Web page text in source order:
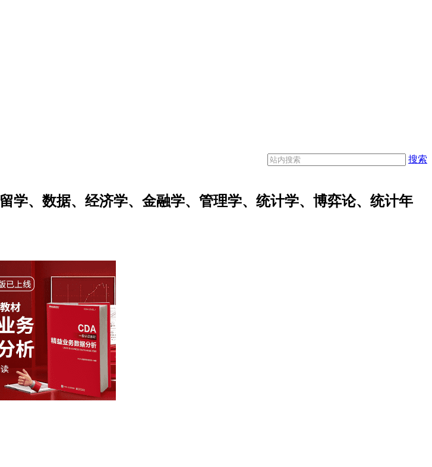
搜索
学、数据、经济学、金融学、管理学、统计学、博弈论、统计年